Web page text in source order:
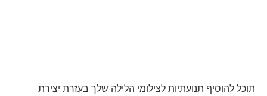
תוכל להוסיף תנועתיות לצילומי הלילה שלך בעזרת יצירת